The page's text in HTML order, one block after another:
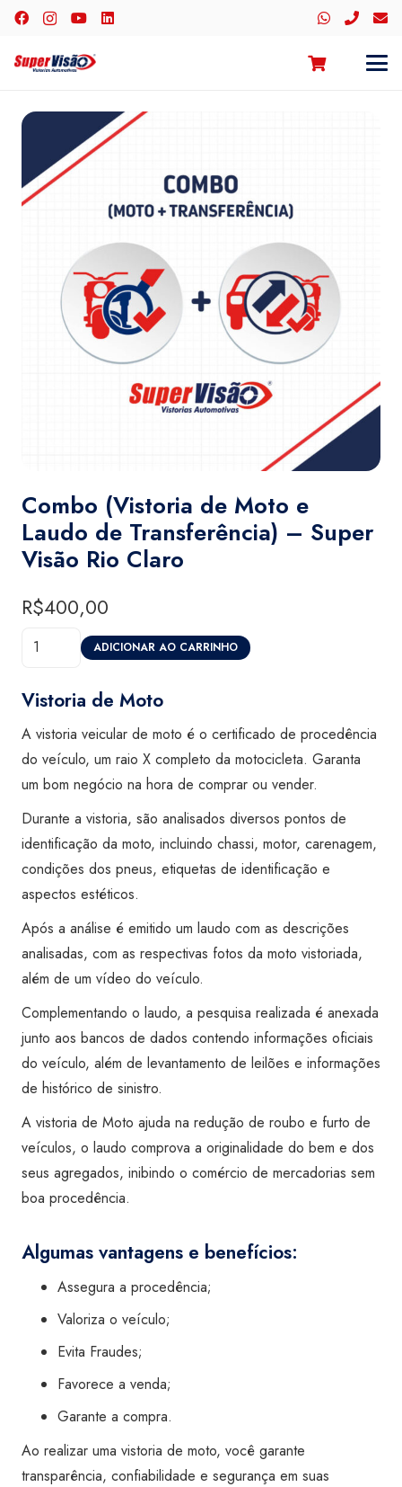
Combo (Vistoria de Moto e
Laudo de Transferência) – Super
Visão Rio Claro
R$400,00
Combo
de
e
Laudo
de
Transferência)
-
Super
Visão
Rio
Claro
quantidade
ADICIONAR AO CARRINHO
Vistoria de Moto
A vistoria veicular de moto é o certificado de procedência
do veículo, um raio X completo da motocicleta. Garanta
um bom negócio na hora de comprar ou vender.
Durante a vistoria, são analisados diversos pontos de
identificação da moto, incluindo chassi, motor, carenagem,
condições dos pneus, etiquetas de identificação e
aspectos estéticos.
Após a análise é emitido um laudo com as descrições
analisadas, com as respectivas fotos da moto vistoriada,
além de um vídeo do veículo.
Complementando o laudo, a pesquisa realizada é anexada
junto aos bancos de dados contendo informações oficiais
do veículo, além de levantamento de leilões e informações
de histórico de sinistro.
A vistoria de Moto ajuda na redução de roubo e furto de
veículos, o laudo comprova a originalidade do bem e dos
seus agregados, inibindo o comércio de mercadorias sem
boa procedência.
Algumas vantagens e benefícios:
Assegura a procedência;
Valoriza o veículo;
Evita Fraudes;
Favorece a venda;
Garante a compra.
Ao realizar uma vistoria de moto, você garante
transparência, confiabilidade e segurança em suas